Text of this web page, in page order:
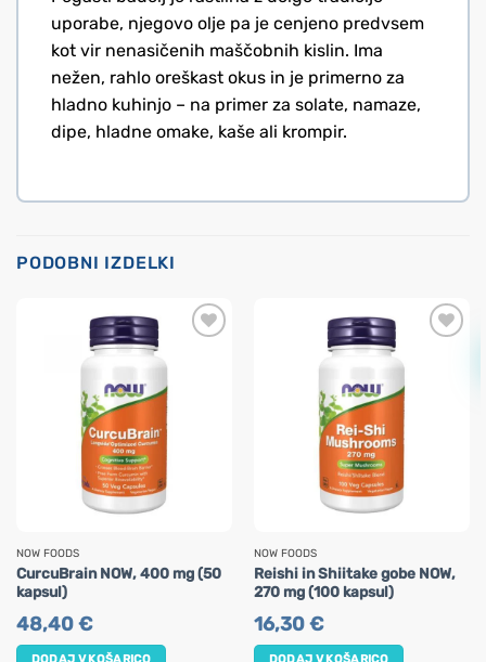
uporabe, njegovo olje pa je cenjeno predvsem
kot vir nenasičenih maščobnih kislin. Ima
nežen, rahlo oreškast okus in je primerno za
hladno kuhinjo – na primer za solate, namaze,
dipe, hladne omake, kaše ali krompir.
PODOBNI IZDELKI
NOW FOODS
CurcuBrain NOW, 400 mg (50
kapsul)
48,40€
NOW FOODS
Reishi in Shiitake gobe NOW,
270 mg (100 kapsul)
16,30€